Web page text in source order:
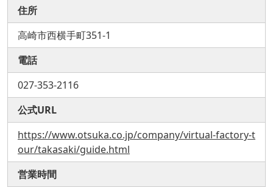
住所
高崎市西横手町351-1
電話
027-353-2116
公式URL
https://www.otsuka.co.jp/company/virtual-factory-t
our/takasaki/guide.html
営業時間